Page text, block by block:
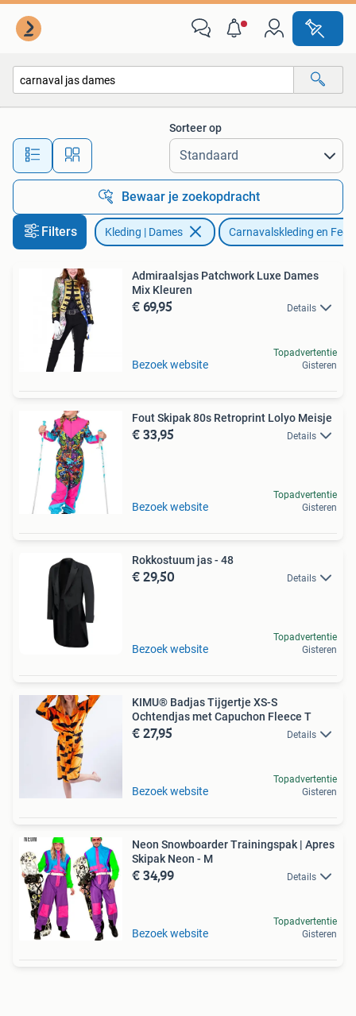
Alle afstanden…
Sorteer op
Bewaar je zoekopdracht
Filters Kleding | Dames Carnavalskleding en
Admiraalsjas Patchwork Luxe Dames
Mix Kleuren
€ 69,95 Details
Bezoek website
Topadvertentie
Gisteren
Fout Skipak 80s Retroprint Lolyo Meisje
€ 33,95 Details
Bezoek website
Topadvertentie
Gisteren
Rokkostuum jas - 48
€ 29,50 Details
Bezoek website
Topadvertentie
Gisteren
KIMU® Badjas Tijgertje XS-S
Ochtendjas met Capuchon Fleece T
€ 27,95 Details
Bezoek website
Topadvertentie
Gisteren
Neon Snowboarder Trainingspak | Apres
Skipak Neon - M
€ 34,99 Details
Bezoek website
Topadvertentie
Gisteren